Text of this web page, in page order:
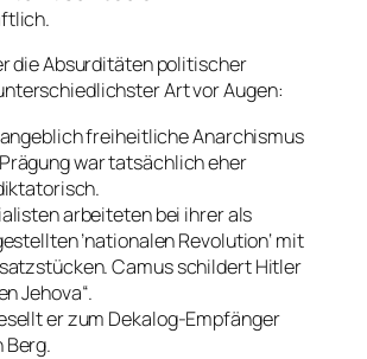
die Absurditäten politischer
Art vor Augen:
freiheitliche Anarchismus
war tatsächlich eher
arbeiteten bei ihrer als
’nationalen Revolution‘ mit
Camus schildert Hitler
Jehova“.
er zum Dekalog-Empfänger
Berg.